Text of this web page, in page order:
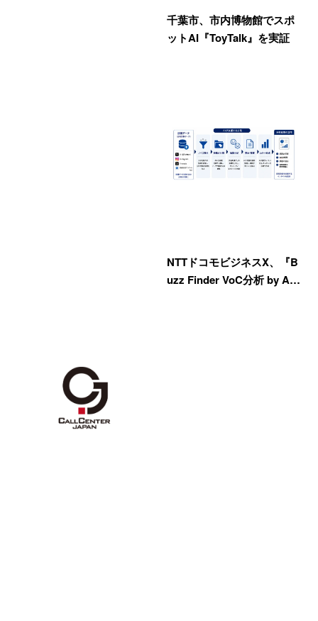
千葉市、市内博物館でスポ
ットAI『ToyTalk』を実証
NTTドコモビジネスX、『B
uzz Finder VoC分析 by A…